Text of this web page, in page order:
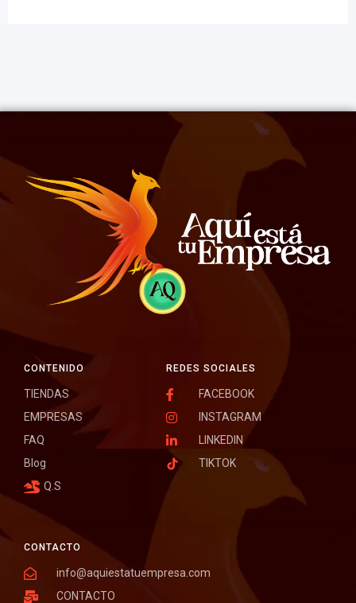
CONTACTO
info@aquiestatuempresa.com
CONTACTO
REDES SOCIALES
FACEBOOK
INSTAGRAM
LINKEDIN
TIKTOK
CONTENIDO
TIENDAS
EMPRESAS
FAQ
Blog
Q.S